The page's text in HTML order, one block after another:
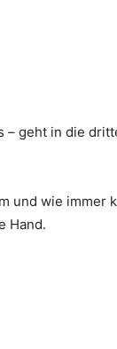
– geht in die
wie immer
Hand.